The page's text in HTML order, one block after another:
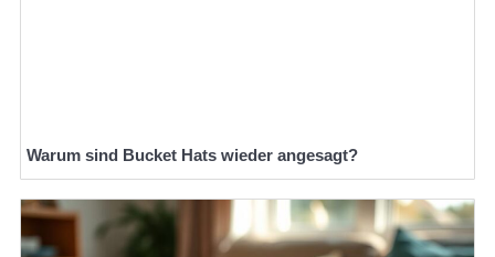
Warum sind Bucket Hats wieder angesagt?